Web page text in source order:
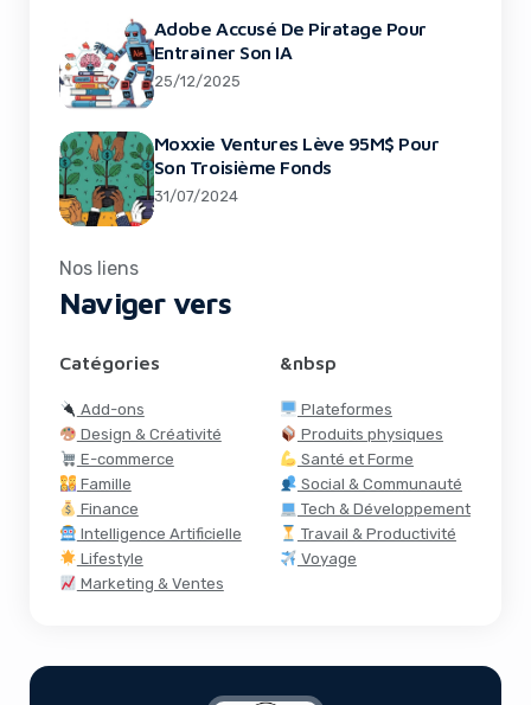
Adobe Accusé De Piratage Pour
Entraîner Son IA
25/12/2025
Moxxie Ventures Lève 95M$ Pour
Son Troisième Fonds
31/07/2024
Nos liens
Naviger vers
Catégories
Add-ons
Design & Créativité
E-commerce
Famille
Finance
Intelligence Artificielle
Lifestyle
Marketing & Ventes
&nbsp
Plateformes
Produits physiques
Santé et Forme
Social & Communauté
Tech & Développement
Travail & Productivité
Voyage